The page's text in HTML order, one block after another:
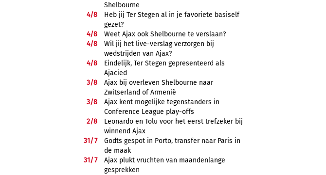
Shelbourne
4/8
Heb jij Ter Stegen al in je favoriete basiself
gezet?
4/8
Weet Ajax ook Shelbourne te verslaan?
4/8
Wil jij het live-verslag verzorgen bij
wedstrijden van Ajax?
4/8
Eindelijk, Ter Stegen gepresenteerd als
Ajacied
3/8
Ajax bij overleven Shelbourne naar
Zwitserland of Armenië
3/8
Ajax kent mogelijke tegenstanders in
Conference League play-offs
2/8
Leonardo en Tolu voor het eerst trefzeker bij
winnend Ajax
31/7
Godts gespot in Porto, transfer naar Paris in
de maak
31/7
Ajax plukt vruchten van maandenlange
gesprekken